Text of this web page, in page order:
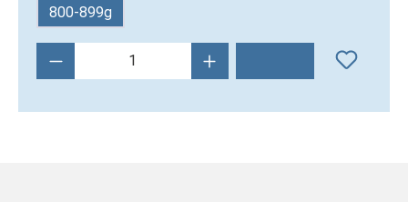
800-899g
Produkt Anzahl: Gib den gewünschten